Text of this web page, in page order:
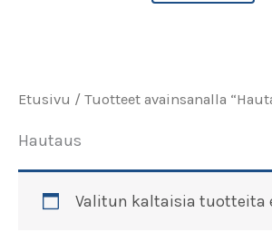
Etusivu / Tuotteet avainsanalla
Hautaus
Valitun kaltaisia tuotteita